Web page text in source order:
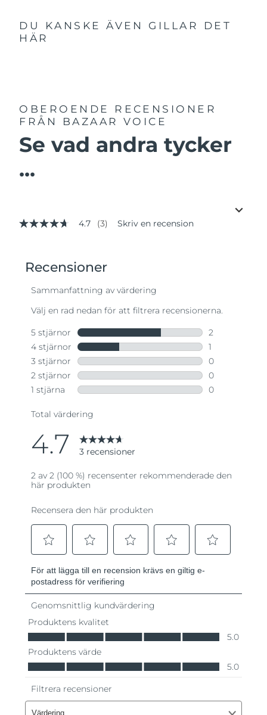
DU KANSKE ÄVEN GILLAR DET
HÄR
OBEROENDE RECENSIONER
FRÅN BAZAAR VOICE
Se vad andra tycker
...
4.7
genomsnittligt
betyg.
Länk
samma
sida.
4.7 (3) Skriv en recension